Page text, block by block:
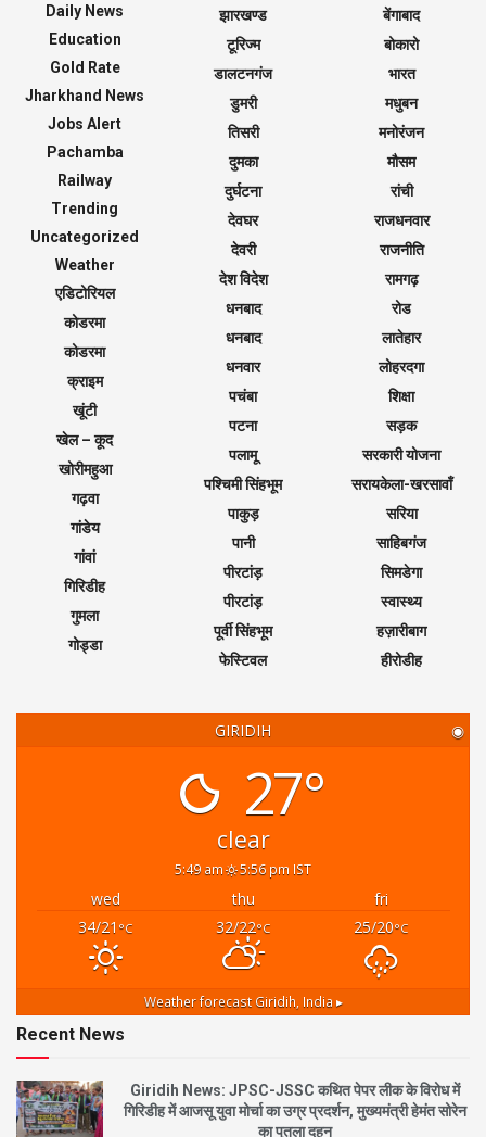
Daily News
Education
Gold Rate
Jharkhand News
Jobs Alert
Pachamba
Railway
Trending
Uncategorized
Weather
एडिटोरियल
कोडरमा
कोडरमा
क्राइम
खूंटी
खेल – कूद
खोरीमहुआ
गढ़वा
गांडेय
गांवां
गिरिडीह
गुमला
गोड्डा
झारखण्ड
टूरिज्म
डालटनगंज
डुमरी
तिसरी
दुमका
दुर्घटना
देवघर
देवरी
देश विदेश
धनबाद
धनबाद
धनवार
पचंबा
पटना
पलामू
पश्चिमी सिंहभूम
पाकुड़
पानी
पीरटांड़
पीरटांड़
पूर्वी सिंहभूम
फेस्टिवल
बेंगाबाद
बोकारो
भारत
मधुबन
मनोरंजन
मौसम
रांची
राजधनवार
राजनीति
रामगढ़
रोड
लातेहार
लोहरदगा
शिक्षा
सड़क
सरकारी योजना
सरायकेला-खरसावाँ
सरिया
साहिबगंज
सिमडेगा
स्वास्थ्य
हज़ारीबाग
हीरोडीह
GIRIDIH ◉
27°
clear
5:49 am 5:56 pm IST
wed thu
fri
34/21 °C 32/22°C 25/20°C
Weather forecast Giridih, India ▸
Recent News
Giridih News: JPSC-JSSC कथित पेपर लीक के विरोध में
गिरिडीह में आजसू युवा मोर्चा का उग्र प्रदर्शन, मुख्यमंत्री हेमंत सोरेन
का पुतला दहन